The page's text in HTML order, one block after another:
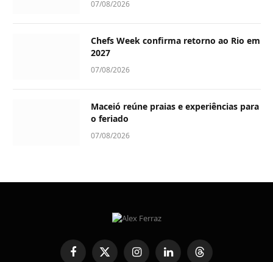
07/08/2026
Chefs Week confirma retorno ao Rio em
2027
07/08/2026
Maceió reúne praias e experiências para
o feriado
07/08/2026
FacebookX InstagramLinkedInThreads